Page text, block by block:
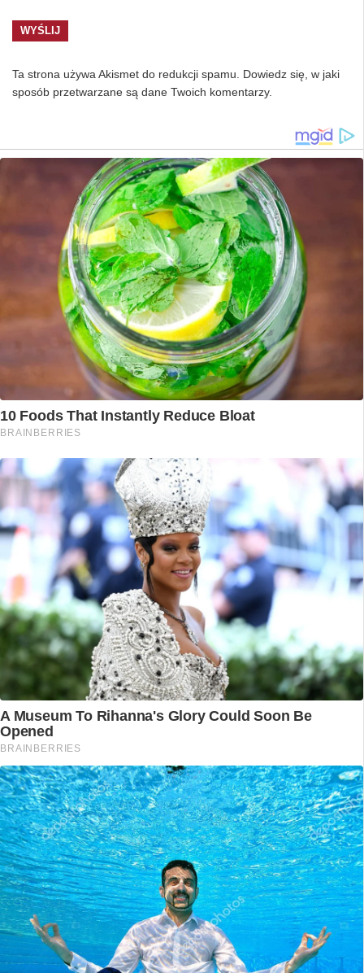
Ta strona używa Akismet do redukcji spamu. Dowiedz się, w jaki
sposób przetwarzane są dane Twoich komentarzy.